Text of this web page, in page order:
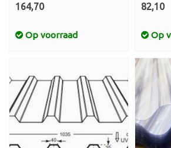
164,70
Op voorraad
82,10
Op